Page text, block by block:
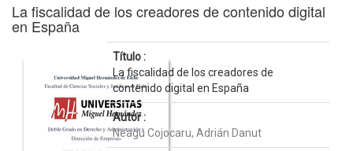
La fiscalidad de los creadores de contenido digital
en España
Título :
La fiscalidad de los creadores de
contenido digital en España
Autor :
Neagu Cojocaru, Adrián Danut